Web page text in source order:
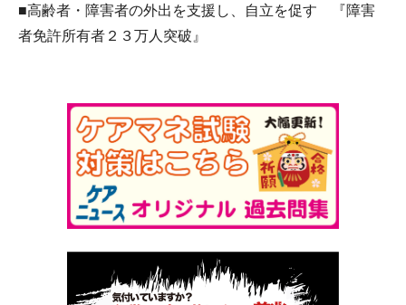
■高齢者・障害者の外出を支援し、自立を促す 『障害
者免許所有者２３万人突破』